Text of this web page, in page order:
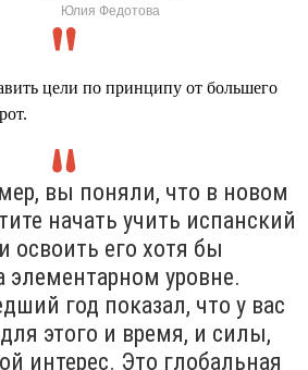
Юлия Федотова
цели по принципу от большего
вы поняли, что в новом
начать учить испанский
и освоить его хотя бы
элементарном уровне.
год показал, что у вас
этого и время, и силы,
интерес. Это глобальная